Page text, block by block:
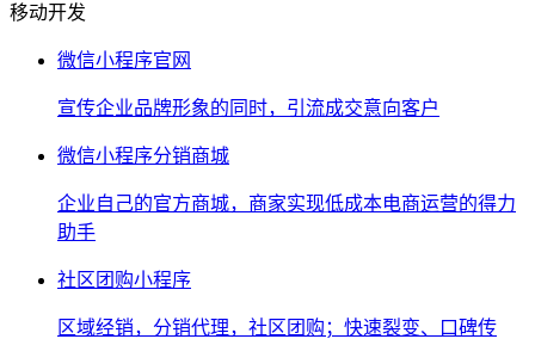
移动开发
微信小程序官网
宣传企业品牌形象的同时，引流成交意向客户
微信小程序分销商城
企业自己的官方商城，商家实现低成本电商运营的得力
助手
社区团购小程序
区域经销，分销代理，社区团购；快速裂变、口碑传